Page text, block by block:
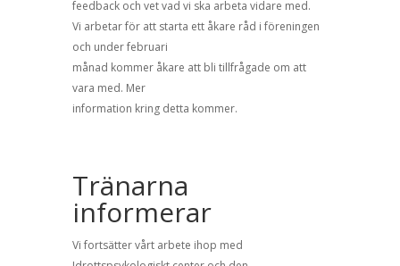
feedback och vet vad vi ska arbeta vidare med.
Vi arbetar för att starta ett åkare råd i föreningen
och under februari
månad kommer åkare att bli tillfrågade om att
vara med. Mer
information kring detta kommer.
Tränarna
informerar
Vi fortsätter vårt arbete ihop med